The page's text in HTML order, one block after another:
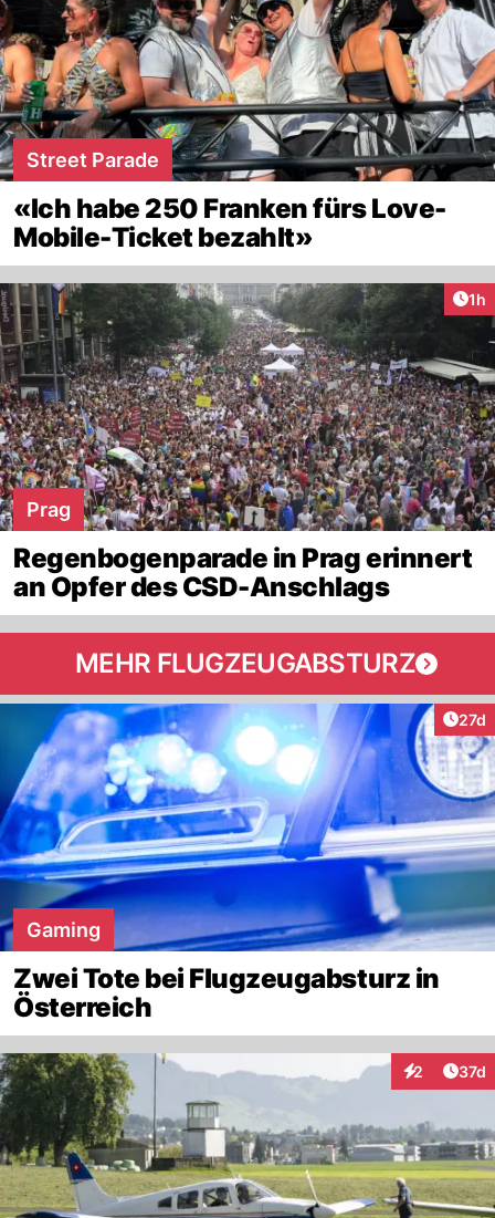
Street Parade
«Ich habe 250 Franken fürs Love-
Mobile-Ticket bezahlt»
1h
Prag
Regenbogenparade in Prag erinnert
an Opfer des CSD-Anschlags
MEHR FLUGZEUGABSTURZ
27d
Gaming
Zwei Tote bei Flugzeugabsturz in
Österreich
2
Interaktionen
37d